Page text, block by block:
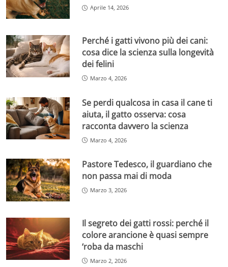
Aprile 14, 2026
Perché i gatti vivono più dei cani:
cosa dice la scienza sulla longevità
dei felini
Marzo 4, 2026
Se perdi qualcosa in casa il cane ti
aiuta, il gatto osserva: cosa
racconta davvero la scienza
Marzo 4, 2026
Pastore Tedesco, il guardiano che
non passa mai di moda
Marzo 3, 2026
Il segreto dei gatti rossi: perché il
colore arancione è quasi sempre
‘roba da maschi
Marzo 2, 2026